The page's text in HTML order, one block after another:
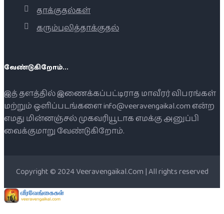
தாக்குதல்கள்
கரும்புலித்தாக்குதல்
வேண்டுகிறோம்...
இத் தளத்தில் இணைக்கப்பட்டிராத மாவீரர் விபரங்கள்
மற்றும் ஒளிப்படங்களை info@veeravengaikal.com என்ற
எமது மின்னஞ்சல் முகவரியூடாக எமக்கு அனுப்பி
வைக்குமாறு வேண்டுகிறோம்.
Copyright © 2024 Veeravengaikal.Com | All rights reserved